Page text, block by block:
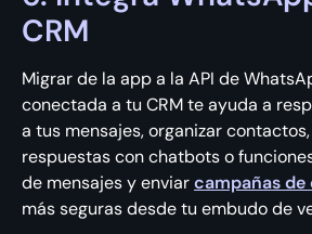
CRM
Migrar de la app a la API de
conectada a tu CRM te ayuda a
a tus mensajes, organizar
respuestas con chatbots o
de mensajes y enviarcampañas de
más seguras desde tu embudo de